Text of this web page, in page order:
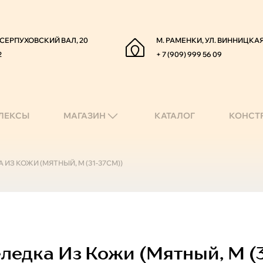
ВАЛ, 20
М. РАМЕНКИ, УЛ.
+ 7 (909) 999 56 09
МАГАЗИН КАТАЛОГ
ИЗ КОЖИ (МЯТНЫЙ, M (31-37СМ))
Из Кожи (мятный, M